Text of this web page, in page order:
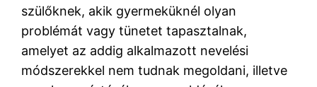
szülőknek, akik gyermeküknél olyan
problémát vagy tünetet tapasztalnak,
amelyet az addig alkalmazott nevelési
módszerekkel nem tudnak megoldani, illetve